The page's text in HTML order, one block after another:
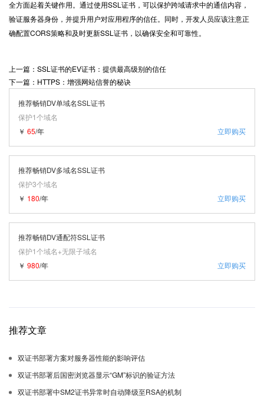
全方面起着关键作用。通过使用SSL证书，可以保护跨域请求中的通信内容，
验证服务器身份，并提升用户对应用程序的信任。同时，开发人员应该注意正
确配置CORS策略和及时更新SSL证书，以确保安全和可靠性。
上一篇：SSL证书的EV证书：提供最高级别的信任
下一篇：HTTPS：增强网站信誉的秘诀
推荐畅销DV单域名SSL证书
保护1个域名
立即购买
￥ 65/年
推荐畅销DV多域名SSL证书
保护3个域名
立即购买
￥ 180/年
推荐畅销DV通配符SSL证书
保护1个域名+无限子域名
立即购买
￥ 980/年
推荐文章
双证书部署方案对服务器性能的影响评估
双证书部署后国密浏览器显示“GM”标识的验证方法
双证书部署中SM2证书异常时自动降级至RSA的机制